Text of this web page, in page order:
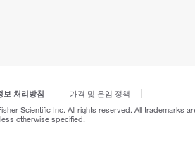
보 처리방침
가격 및 운임 정책
Scientific Inc. All rights reserved. All trademarks
otherwise specified.